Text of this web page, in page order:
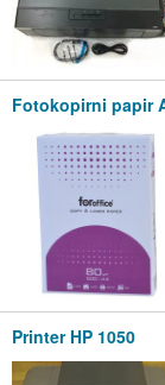
Fotokopirni papir
Printer HP 1050